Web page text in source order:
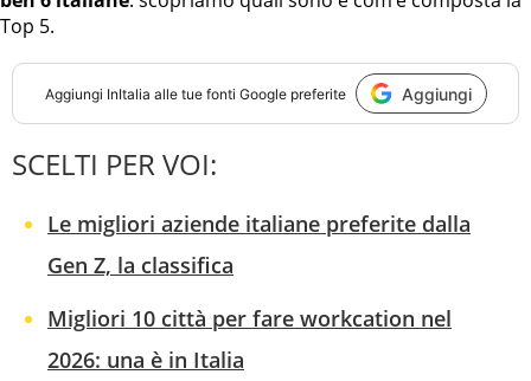
Top 5.
Aggiungi InItalia alle tue fonti Google preferite Aggiungi
SCELTI PER VOI:
Le migliori aziende italiane preferite dalla
Gen Z, la classifica
Migliori 10 città per fare workcation nel
2026: una è in Italia